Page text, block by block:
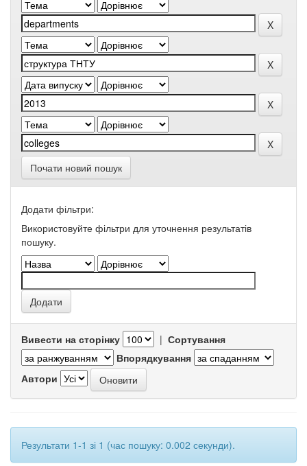
Почати новий пошук
Додати фільтри:
Використовуйте фільтри для уточнення результатів
пошуку.
Вивести на сторінку | Сортування
Впорядкування
Автори
Результати 1-1 зі 1 (час пошуку: 0.002 секунди).